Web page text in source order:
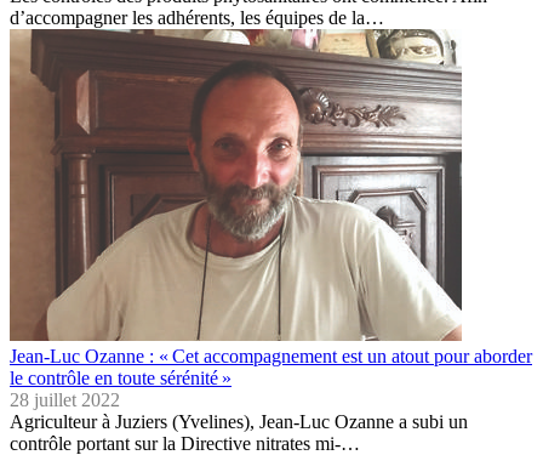
d’accompagner les adhérents, les équipes de la…
Jean-Luc Ozanne : « Cet accompagnement est un atout pour aborder
le contrôle en toute sérénité »
28 juillet 2022
Agriculteur à Juziers (Yvelines), Jean-Luc Ozanne a subi un
contrôle portant sur la Directive nitrates mi-…